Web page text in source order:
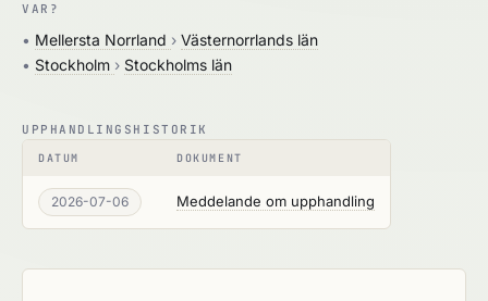
VAR?
• Mellersta Norrland › Västernorrlands län
• Stockholm › Stockholms län
UPPHANDLINGSHISTORIK
DATUM DOKUMENT
2026-07-06 Meddelande om upphandling